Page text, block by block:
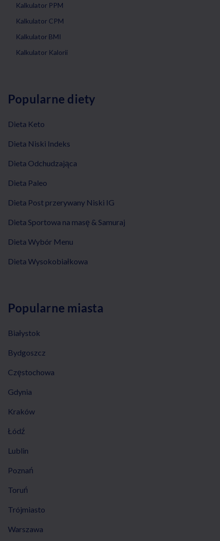
Kalkulator PPM
Kalkulator CPM
Kalkulator BMI
Kalkulator Kalorii
Popularne diety
Dieta Keto
Dieta Niski Indeks
Dieta Odchudzająca
Dieta Paleo
Dieta Post przerywany Niski IG
Dieta Sportowa na masę & Samuraj
Dieta Wybór Menu
Dieta Wysokobiałkowa
Popularne miasta
Białystok
Bydgoszcz
Częstochowa
Gdynia
Kraków
Łódź
Lublin
Poznań
Toruń
Trójmiasto
Warszawa